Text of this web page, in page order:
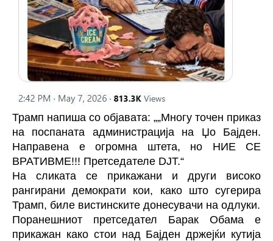
Трамп напиша со објавата: „„Многу точен приказ
на поспаната администрација на Џо Бајден.
Направена е огромна штета, но НИЕ СЕ
ВРАТИВМЕ!!! Претседателе DJT.“
На сликата се прикажани и други високо
рангирани демократи кои, како што сугерира
Трамп, биле вистинските донесувачи на одлуки.
Поранешниот претседател Барак Обама е
прикажан како стои над Бајден држејќи кутија